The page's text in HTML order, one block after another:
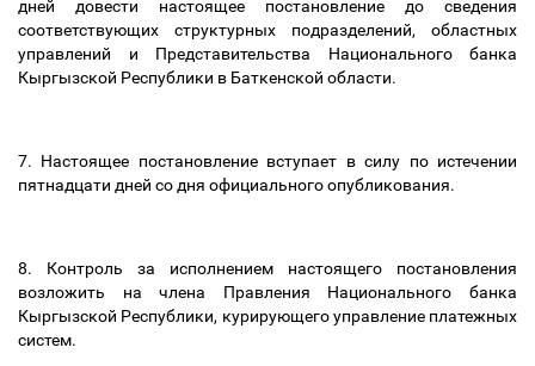
дней довести настоящее постановление до сведения
соответствующих структурных подразделений, областных
управлений и Представительства Национального банка
Кыргызской Республики в Баткенской области.
7. Настоящее постановление вступает в силу по истечении
пятнадцати дней со дня официального опубликования.
8. Контроль за исполнением настоящего постановления
возложить на члена Правления Национального банка
Кыргызской Республики, курирующего управление платежных
систем.